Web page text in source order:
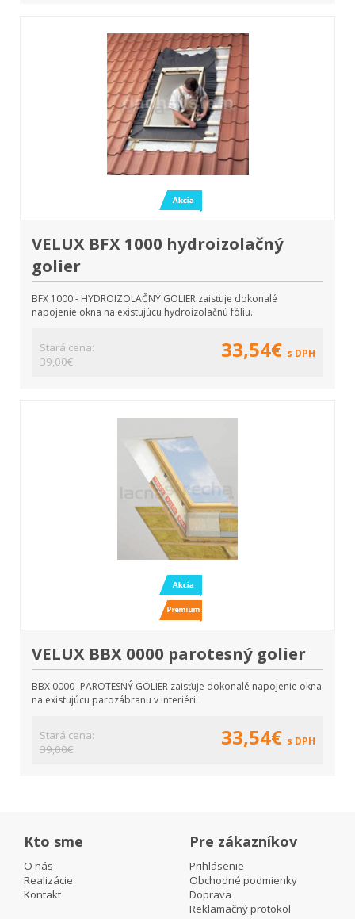
VELUX BFX 1000 hydroizolačný
golier
BFX 1000 - HYDROIZOLAČNÝ GOLIER zaisťuje dokonalé
napojenie okna na existujúcu hydroizolačnú fóliu.
Stará cena:
39,00€
33,54€ s DPH
VELUX BBX 0000 parotesný golier
BBX 0000 -PAROTESNÝ GOLIER zaisťuje dokonalé napojenie okna
na existujúcu parozábranu v interiéri.
Stará cena:
39,00€
33,54€ s DPH
Kto sme
O nás
Realizácie
Kontakt
Pre zákazníkov
Prihlásenie
Obchodné podmienky
Doprava
Reklamačný protokol